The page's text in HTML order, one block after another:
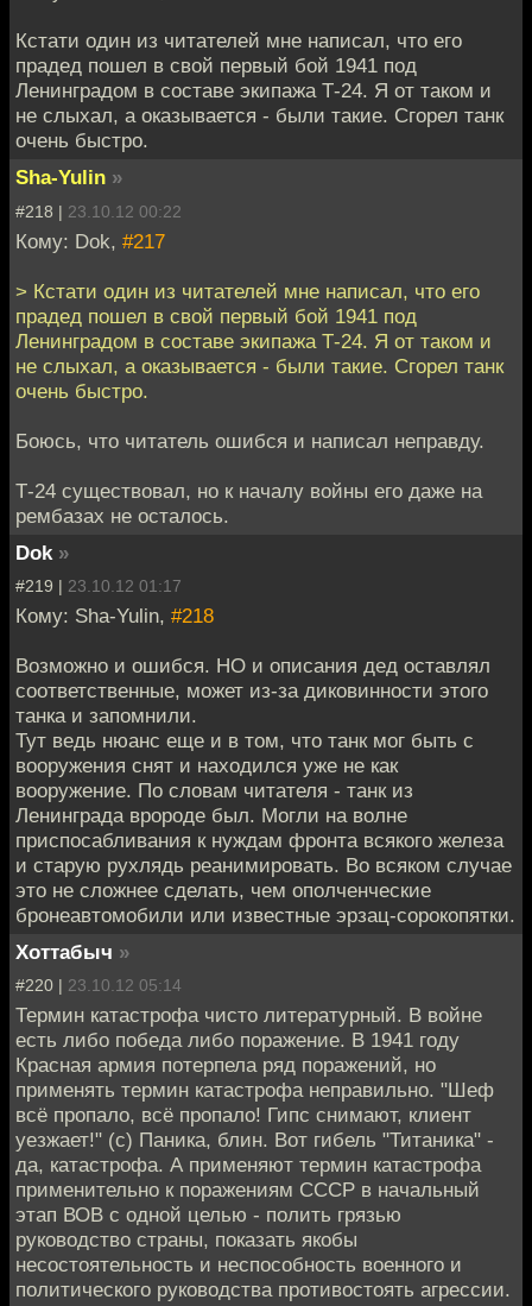
Кстати один из читателей мне написал, что его
прадед пошел в свой первый бой 1941 под
Ленинградом в составе экипажа Т-24. Я от таком и
не слыхал, а оказывается - были такие. Сгорел танк
очень быстро.
Sha-Yulin »
#218 | 23.10.12 00:22
Кому: Dok, #217
> Кстати один из читателей мне написал, что его
прадед пошел в свой первый бой 1941 под
Ленинградом в составе экипажа Т-24. Я от таком и
не слыхал, а оказывается - были такие. Сгорел танк
очень быстро.
Боюсь, что читатель ошибся и написал неправду.
Т-24 существовал, но к началу войны его даже на
рембазах не осталось.
Dok »
#219 | 23.10.12 01:17
Кому: Sha-Yulin, #218
Возможно и ошибся. НО и описания дед оставлял
соответственные, может из-за диковинности этого
танка и запомнили.
Тут ведь нюанс еще и в том, что танк мог быть с
вооружения снят и находился уже не как
вооружение. По словам читателя - танк из
Ленинграда вророде был. Могли на волне
приспосабливания к нуждам фронта всякого железа
и старую рухлядь реанимировать. Во всяком случае
это не сложнее сделать, чем ополченческие
бронеавтомобили или известные эрзац-сорокопятки.
Хоттабыч »
#220 | 23.10.12 05:14
Термин катастрофа чисто литературный. В войне
есть либо победа либо поражение. В 1941 году
Красная армия потерпела ряд поражений, но
применять термин катастрофа неправильно. "Шеф
всё пропало, всё пропало! Гипс снимают, клиент
уезжает!" (с) Паника, блин. Вот гибель "Титаника" -
да, катастрофа. А применяют термин катастрофа
применительно к поражениям СССР в начальный
этап ВОВ с одной целью - полить грязью
руководство страны, показать якобы
несостоятельность и неспособность военного и
политического руководства противостоять агрессии.